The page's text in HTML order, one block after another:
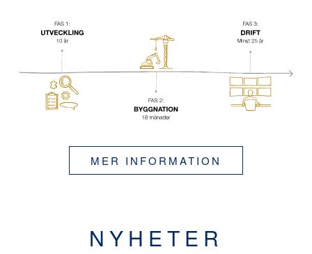
MER INFORMATION
NYHETER